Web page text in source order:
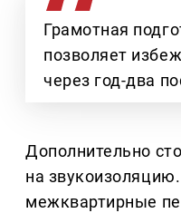
Грамотная
позволяет
через год-два
Дополнительно
на
межквартирные